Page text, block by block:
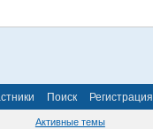
Поиск Регистрация
Активные темы